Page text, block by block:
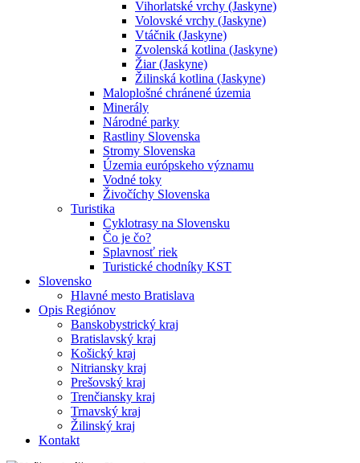
Vihorlatské vrchy (Jaskyne)
Volovské vrchy (Jaskyne)
Vtáčnik (Jaskyne)
Zvolenská kotlina (Jaskyne)
Žiar (Jaskyne)
Žilinská kotlina (Jaskyne)
Maloplošné chránené územia
Minerály
Národné parky
Rastliny Slovenska
Stromy Slovenska
Územia európskeho významu
Vodné toky
Živočíchy Slovenska
Turistika
Cyklotrasy na Slovensku
Čo je čo?
Splavnosť riek
Turistické chodníky KST
Slovensko
Hlavné mesto Bratislava
Opis Regiónov
Banskobystrický kraj
Bratislavský kraj
Košický kraj
Nitriansky kraj
Prešovský kraj
Trenčiansky kraj
Trnavský kraj
Žilinský kraj
Kontakt